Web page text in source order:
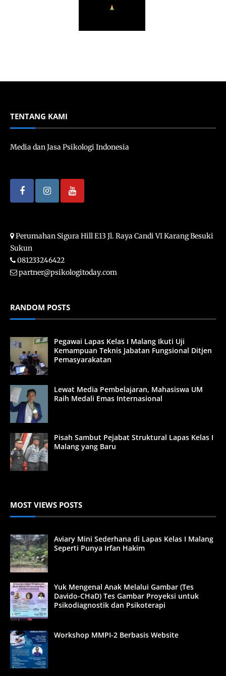
TENTANG KAMI
Media dan Jasa Psikologi Indonesia
Perumahan Sigura Hill E13 Jl. Raya Candi VI Karang Besuki
Sukun
081233246422
partner@psikologitoday.com
RANDOM POSTS
Pegawai Lapas Kelas I Malang Ikuti Uji
Kemampuan Teknis Jabatan Fungsional Ditjen
Pemasyarakatan
Lewat Media Pembelajaran, Mahasiswa UM
Raih Medali Emas Internasional
Pisah Sambut Pejabat Struktural Lapas Kelas I
Malang yang Baru
MOST VIEWS POSTS
Aviary Mini Sederhana di Lapas Kelas I Malang
Seperti Punya Irfan Hakim
Yuk Mengenal Anak Melalui Gambar (Tes
Davido-CHaD) Tes Gambar Proyeksi untuk
Psikodiagnostik dan Psikoterapi
Workshop MMPI-2 Berbasis Website